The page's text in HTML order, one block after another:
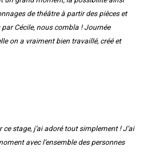
de théâtre à partir des pièces et
Cécile, nous combla ! Journée
on a vraiment bien travaillé, créé et
stage, j’ai adoré tout simplement ! J’ai
avec l’ensemble des personnes